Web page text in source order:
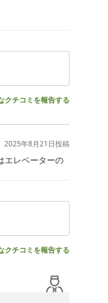
クチコミを報告する
2025年8月21日投稿
エレベーターの
クチコミを報告する